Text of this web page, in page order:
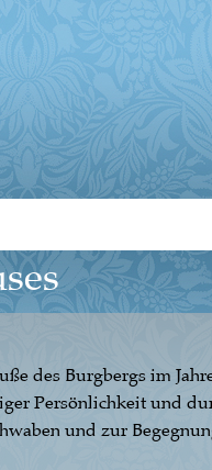
des Burgbergs im
Persönlichkeit und
und zur